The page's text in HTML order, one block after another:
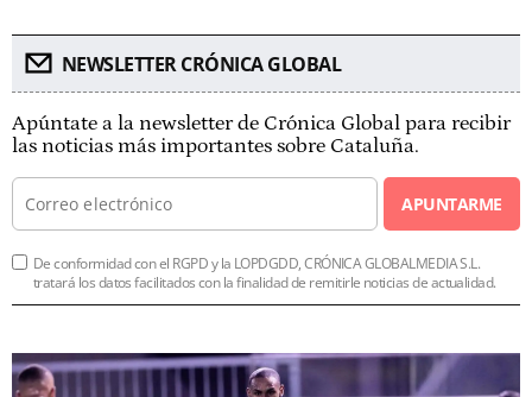
NEWSLETTER CRÓNICA GLOBAL
Apúntate a la newsletter de Crónica Global para recibir
las noticias más importantes sobre Cataluña.
APUNTARME
De conformidad con el RGPD y la LOPDGDD, CRÓNICA GLOBALMEDIA S.L.
tratará los datos facilitados con la finalidad de remitirle noticias de actualidad.